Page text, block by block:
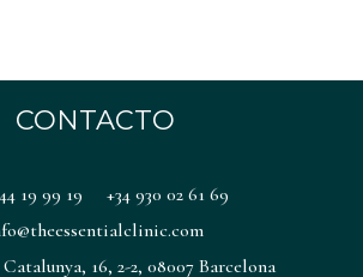
CONTACTO
19 99 19
+34 930 02 61 69
16, 2-2, 08007 Barcelona